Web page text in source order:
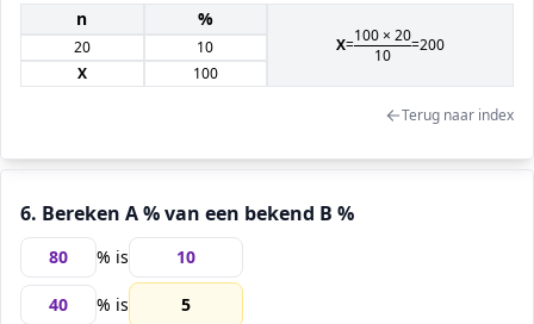
n %
20
10
X
100
X=100 × 20
10
=200
Terug naar index
6. Bereken A % van een bekend B %
% is
% is 5